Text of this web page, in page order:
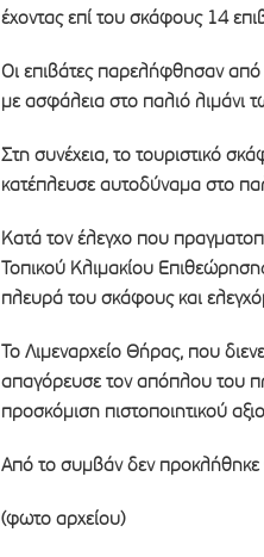
έχοντας επί του σκάφους 14
Οι επιβάτες παρελήφθησαν
με ασφάλεια στο παλιό λιμάνι
Στη συνέχεια, το τουριστικό
κατέπλευσε αυτοδύναμα στο
Κατά τον έλεγχο που
Τοπικού Κλιμακίου
πλευρά του σκάφους και
Το Λιμεναρχείο Θήρας, που
απαγόρευσε τον απόπλου του
προσκόμιση πιστοποιητικού
Από το συμβάν δεν
(φωτο αρχείου)